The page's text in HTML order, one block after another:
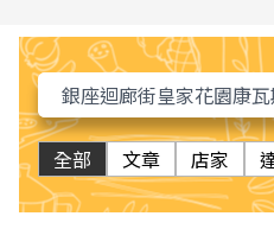
全部 文章 店家